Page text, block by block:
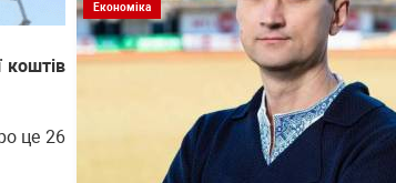
коштів
це 26
Економіка